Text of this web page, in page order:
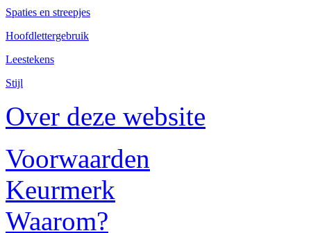
Spaties en streepjes
Hoofdlettergebruik
Leestekens
Stijl
Over deze website
Voorwaarden
Keurmerk
Waarom?